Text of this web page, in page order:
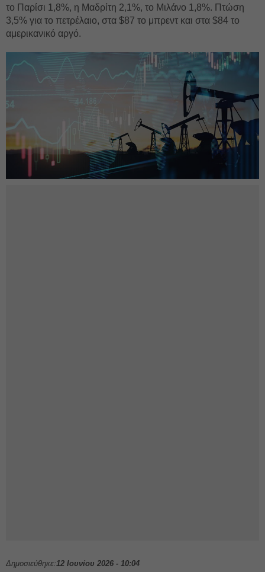
το Παρίσι 1,8%, η Μαδρίτη 2,1%, το Μιλάνο 1,8%. Πτώση
3,5% για το πετρέλαιο, στα $87 το μπρεντ και στα $84 το
αμερικανικό αργό.
Δημοσιεύθηκε:12 Ιουνίου 2026 - 10:04